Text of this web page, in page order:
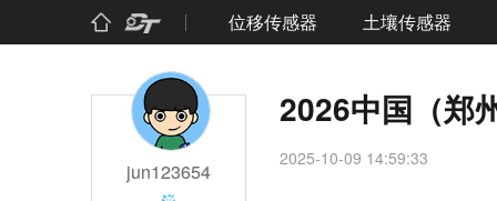
位移传感器 土壤传感器
投稿量： 粉丝量： 关注量：
jun123654
2026中国（郑
2025-10-09 14:59:33